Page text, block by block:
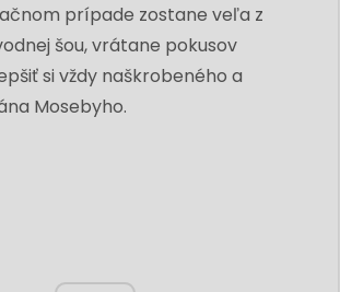
prípade zostane veľa z
šou, vrátane pokusov
si vždy naškrobeného a
Mosebyho.